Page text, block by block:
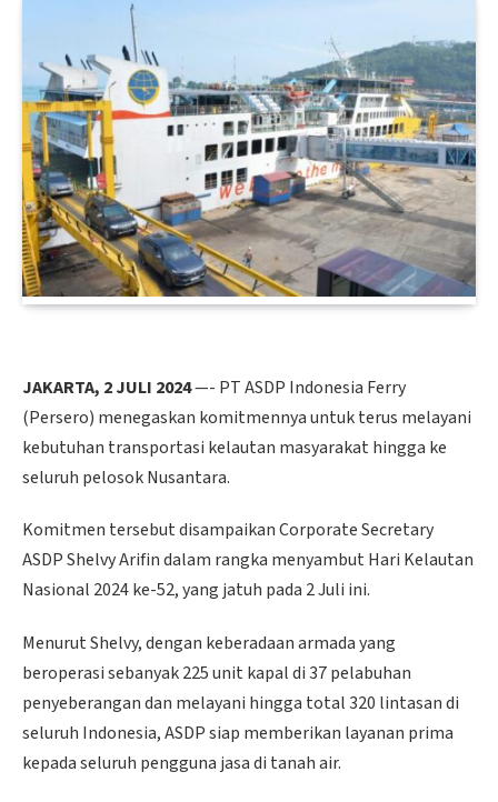
JAKARTA, 2 JULI 2024—- PT ASDP Indonesia Ferry
(Persero) menegaskan komitmennya untuk terus melayani
kebutuhan transportasi kelautan masyarakat hingga ke
seluruh pelosok Nusantara.
Komitmen tersebut disampaikan Corporate Secretary
ASDP Shelvy Arifin dalam rangka menyambut Hari Kelautan
Nasional 2024 ke-52, yang jatuh pada 2 Juli ini.
Menurut Shelvy, dengan keberadaan armada yang
beroperasi sebanyak 225 unit kapal di 37 pelabuhan
penyeberangan dan melayani hingga total 320 lintasan di
seluruh Indonesia, ASDP siap memberikan layanan prima
kepada seluruh pengguna jasa di tanah air.